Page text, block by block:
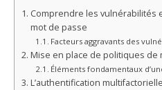
Comprendre les vulnérabilités
mot de passe
Facteurs aggravants des
Mise en place de politiques
Éléments fondamentaux
L’authentification